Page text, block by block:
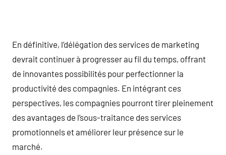
En définitive, l’délégation des services de marketing
devrait continuer à progresser au fil du temps, offrant
de innovantes possibilités pour perfectionner la
productivité des compagnies. En intégrant ces
perspectives, les compagnies pourront tirer pleinement
des avantages de l’sous-traitance des services
promotionnels et améliorer leur présence sur le
marché.